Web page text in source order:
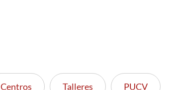
Centros Talleres PUCV